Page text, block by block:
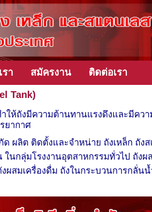
รา สมัครงาน ติดต่อเรา
Tank)
ให้ถังมีความต้านทานแรงดึงและมีค
ยากาศ
ด ผลิต ติดตั้งและจำหน่าย ถังเหล็ก ถัง
ในกลุ่มโรงงานอุตสาหกรรมทั่วไป ถัง
สมเครื่องดื่ม ถังในกระบวนการกลั่น